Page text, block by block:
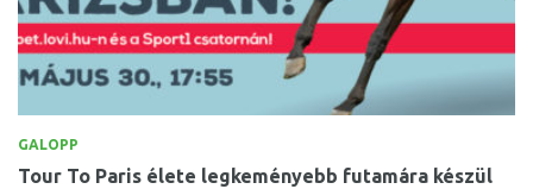
GALOPP
Tour To Paris élete legkeményebb futamára készül